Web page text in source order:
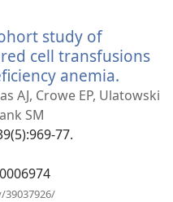
вікні)
study of
cell transfusions
anemia.
у
AJ, Crowe EP, Ulatowski
SM
77.